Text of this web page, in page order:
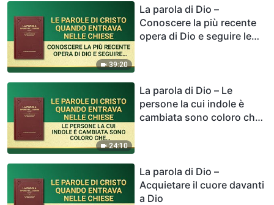
39:20
La parola di Dio –
Conoscere la più recente
opera di Dio e seguire le
24:10
La parola di Dio – Le
persone la cui indole è
cambiata sono coloro che
La parola di Dio –
Acquietare il cuore davanti
a Dio